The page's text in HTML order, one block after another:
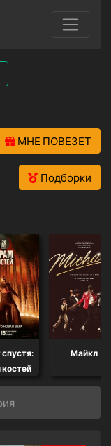
МНЕ ПОВЕЗЕТ
Подборки
спустя:
Майкл